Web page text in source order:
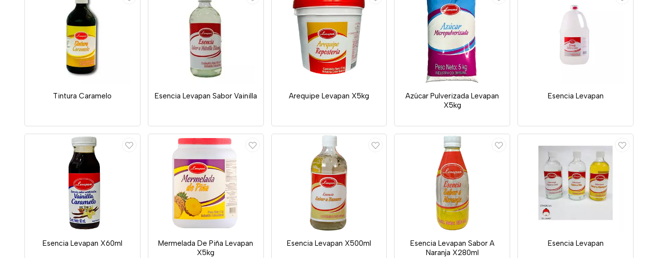
Tintura Caramelo Esencia Levapan Sabor Vainilla Arequipe Levapan X5kg
Azúcar Pulverizada Levapan
X5kg
Esencia Levapan
Esencia Levapan X60ml
Mermelada De Piña Levapan
X5kg
Esencia Levapan X500ml
Esencia Levapan Sabor A
Naranja X280ml
Esencia Levapan